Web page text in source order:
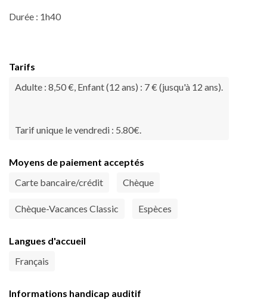
Durée : 1h40
Tarifs
Adulte : 8,50 €, Enfant (12 ans) : 7 € (jusqu'à 12 ans).
Tarif unique le vendredi : 5.80€.
Moyens de paiement acceptés
Carte bancaire/crédit
Chèque
Chèque-Vacances Classic Espèces
Langues d'accueil
Français
Informations handicap auditif